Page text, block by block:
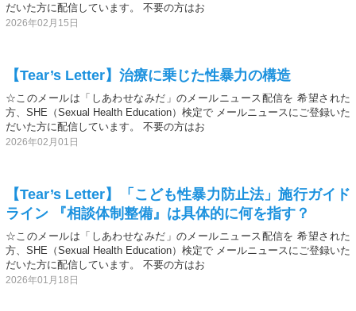
だいた方に配信しています。 不要の方はお
2026年02月15日
【Tear’s Letter】治療に乗じた性暴力の構造
☆このメールは「しあわせなみだ」のメールニュース配信を 希望された
方、SHE（Sexual Health Education）検定で メールニュースにご登録いた
だいた方に配信しています。 不要の方はお
2026年02月01日
【Tear’s Letter】「こども性暴力防止法」施行ガイド
ライン 『相談体制整備』は具体的に何を指す？
☆このメールは「しあわせなみだ」のメールニュース配信を 希望された
方、SHE（Sexual Health Education）検定で メールニュースにご登録いた
だいた方に配信しています。 不要の方はお
2026年01月18日